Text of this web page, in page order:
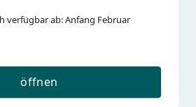
verfügbar ab: Anfang Februar
öffnen